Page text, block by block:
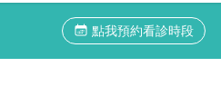
點我預約看診時段